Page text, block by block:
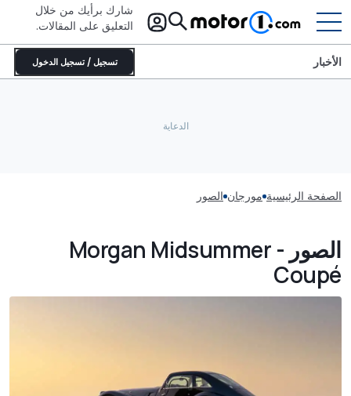
شارك برأيك من خلال
التعليق على المقالات.
تسجيل / تسجيل الدخول الأخبار
الصفحة الرئيسية مورجان الصور
الصور - Morgan Midsummer
Coupé